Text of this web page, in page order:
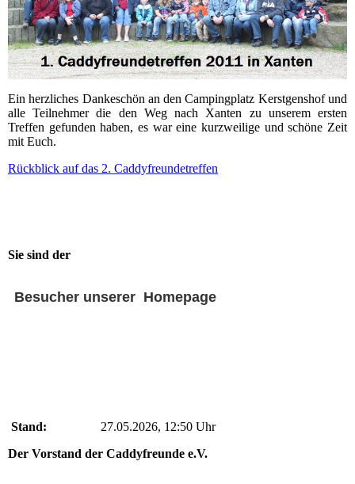
Ein herzliches Dankeschön an den Campingplatz Kerstgenshof und
alle Teilnehmer die den Weg nach Xanten zu unserem ersten
Treffen gefunden haben, es war eine kurzweilige und schöne Zeit
mit Euch.
Rückblick auf das 2. Caddyfreundetreffen
Sie sind der
Besucher unserer Homepage
Stand: 27.05.2026, 12:50 Uhr
Der Vorstand der Caddyfreunde e.V.